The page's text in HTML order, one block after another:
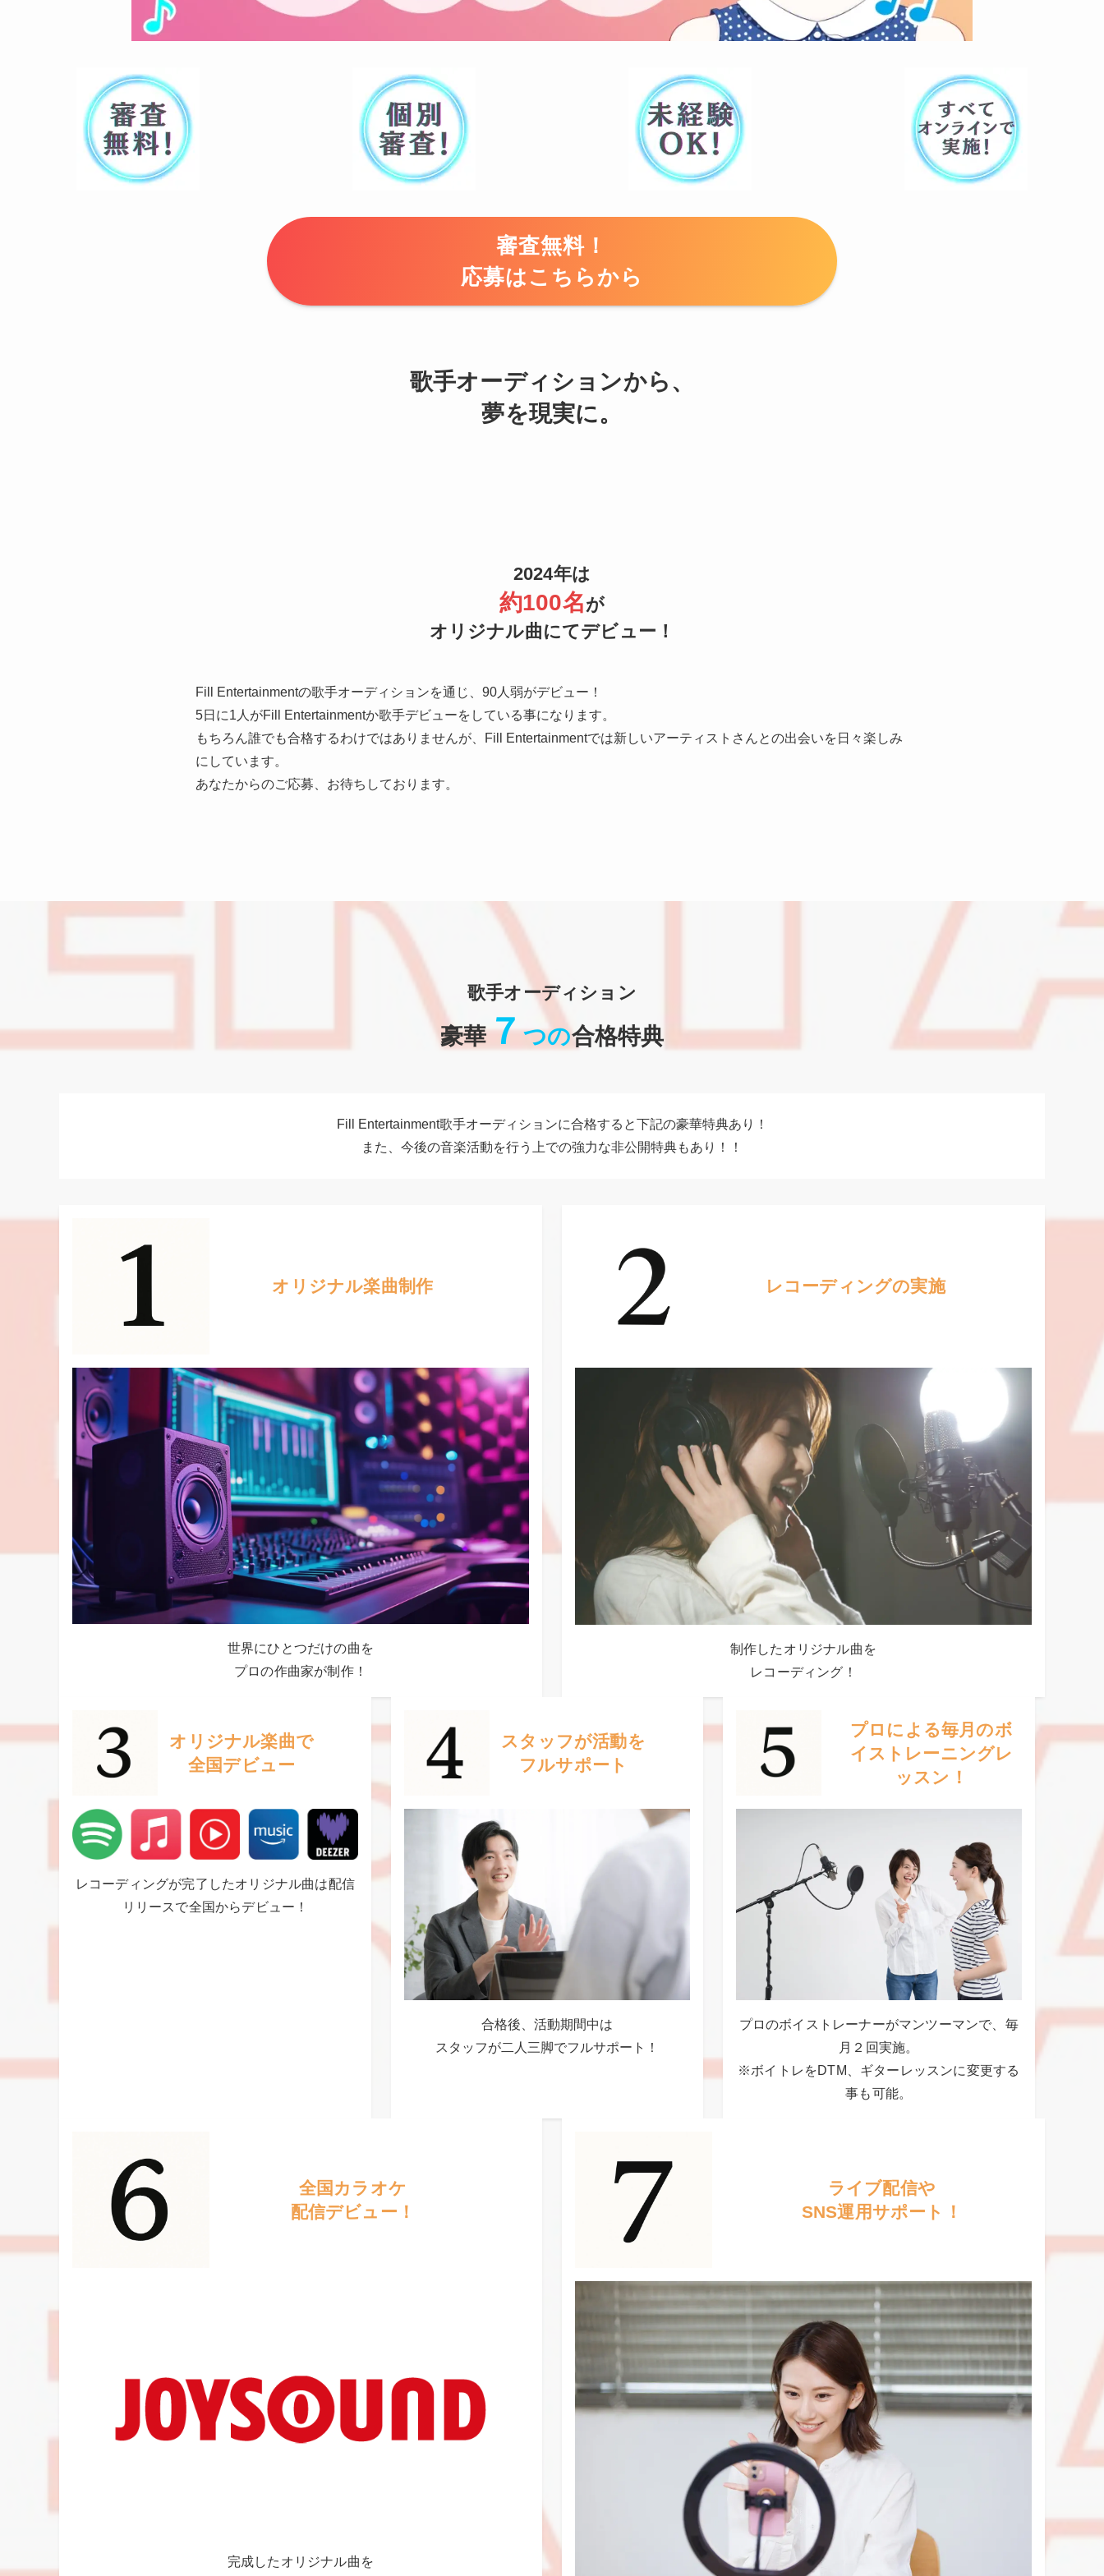
TOP
AUDITION
NEWS
LIVE
STAFF BLOG
審査無料！
応募はこちらから
歌手オーディションから、
夢を現実に。
2024年は
約100名が
オリジナル曲にてデビュー！
Fill Entertainmentの歌手オーディションを通じ、90人弱がデビュー！
5日に1人がFill Entertainmentか歌手デビューをしている事になります。
もちろん誰でも合格するわけではありませんが、Fill Entertainmentでは新しいアーティストさんとの出会いを日々楽しみ
にしています。
あなたからのご応募、お待ちしております。
歌手オーディション
豪華７つの合格特典
Fill Entertainment歌手オーディションに合格すると下記の豪華特典あり！
また、今後の音楽活動を行う上での強力な非公開特典もあり！！
オリジナル楽曲制作
世界にひとつだけの曲を
プロの作曲家が制作！
レコーディングの実施
制作したオリジナル曲を
レコーディング！
オリジナル楽曲で
全国デビュー
レコーディングが完了したオリジナル曲は配信
リリースで全国からデビュー！
スタッフが活動を
フルサポート
合格後、活動期間中は
スタッフが二人三脚でフルサポート！
プロによる毎月のボ
イストレーニングレ
ッスン！
プロのボイストレーナーがマンツーマンで、毎
月２回実施。
※ボイトレをDTM、ギターレッスンに変更する
事も可能。
全国カラオケ
配信デビュー！
完成したオリジナル曲を
ライブ配信や
SNS運用サポート！